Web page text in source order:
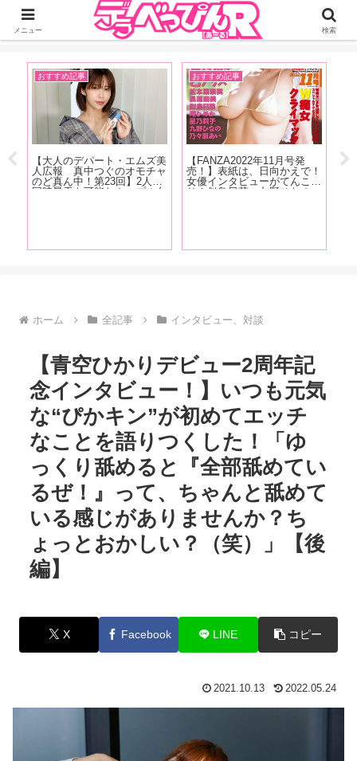
ジーオーティーが運営するちょっとHなニュースサイ。サイト内のリンクには
DMMアフィリエイトが含まれているものがあります
おすすめ記事
【大人のデパート・エムズ美
人広報 真中つぐのオモチャ
のど真ん中！第23回】2人で
同時昇天も可能なカップル向
おすすめ記事
【FANZA2022年11月号発
売！】表紙は、日向かえで！
女優インタビューがてんこ盛
り！似鳥日菜、九野ひなの、
【
ホーム 全記事 インタビュー、対談
【青空ひかりデビュー2周年記
念インタビュー！】いつも元気
な“ぴかキン”が初めてエッチ
なことを語りつくした！「ゆ
っくり舐めると『全部舐めてい
るぜ！』って、ちゃんと舐めて
いる感じがありませんか？ち
ょっとおかしい？（笑）」【後
編】
X Facebook LINE コピー
2021.10.13 2022.05.24
メニュー 検索